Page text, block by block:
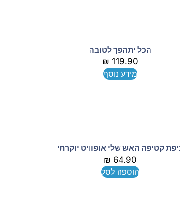
הכל יתהפך לטובה
119.90
₪
מידע נוסף
קטיפה האש שלי אופוויט יוקרתי
64.90
₪
הוספה לסל